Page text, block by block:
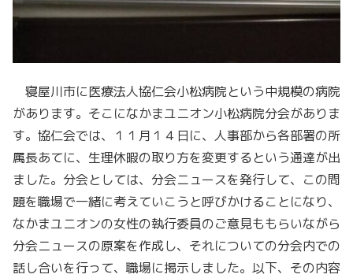
寝屋川市に医療法人協仁会小松病院という中規模の病院
があります。そこになかまユニオン小松病院分会がありま
す。協仁会では、１１月１４日に、人事部から各部署の所
属長あてに、生理休暇の取り方を変更するという通達が出
ました。分会としては、分会ニュースを発行して、この問
題を職場で一緒に考えていこうと呼びかけることになり、
なかまユニオンの女性の執行委員のご意見ももらいながら
分会ニュースの原案を作成し、それについての分会内での
話し合いを行って、職場に掲示しました。以下、その内容